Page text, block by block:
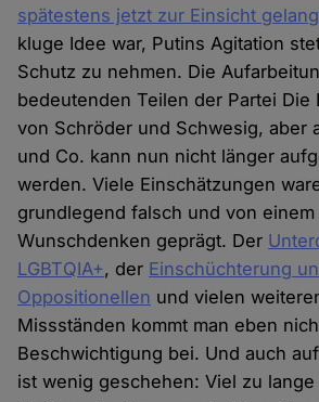
spätestens jetzt zur Einsicht
kluge Idee war, Putins Agitation
Schutz zu nehmen. Die
bedeutenden Teilen der Partei Die
von Schröder und Schwesig, aber
und Co. kann nun nicht länger
werden. Viele Einschätzungen
grundlegend falsch und von
Wunschdenken geprägt. Der
LGBTQIA+, der Einschüchterung
Oppositionellen und vielen
Missständen kommt man eben
Beschwichtigung bei. Und auch
ist wenig geschehen: Viel zu